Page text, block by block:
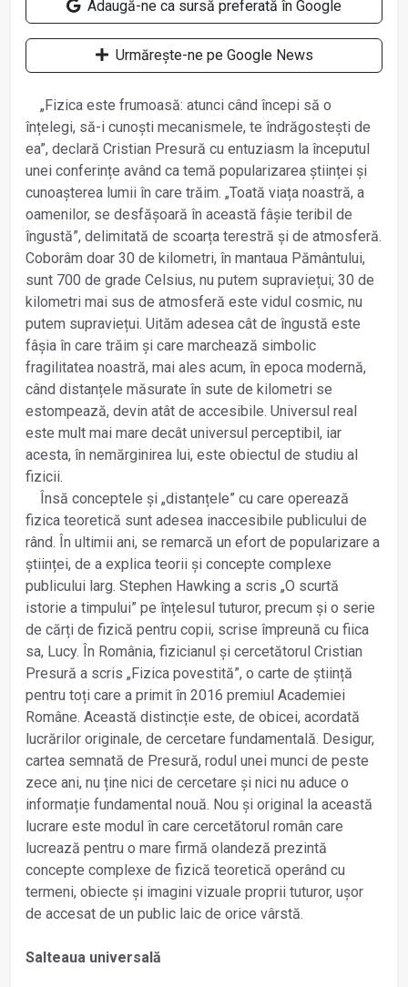
Adaugă-ne ca sursă preferată în Google
Urmărește-ne pe Google News
„Fizica este frumoasă: atunci când începi să o
înțelegi, să-i cunoști mecanismele, te îndrăgostești de
ea”, declară Cristian Presură cu entuziasm la începutul
unei conferințe având ca temă popularizarea științei și
cunoașterea lumii în care trăim. „Toată viața noastră, a
oamenilor, se desfășoară în această fâșie teribil de
îngustă”, delimitată de scoarța terestră și de atmosferă.
Coborâm doar 30 de kilometri, în mantaua Pământului,
sunt 700 de grade Celsius, nu putem supraviețui; 30 de
kilometri mai sus de atmosferă este vidul cosmic, nu
putem supraviețui. Uităm adesea cât de îngustă este
fâșia în care trăim și care marchează simbolic
fragilitatea noastră, mai ales acum, în epoca modernă,
când distanțele măsurate în sute de kilometri se
estompează, devin atât de accesibile. Universul real
este mult mai mare decât universul perceptibil, iar
acesta, în nemărginirea lui, este obiectul de studiu al
fizicii.
Însă conceptele și „distanțele” cu care operează
fizica teoretică sunt adesea inaccesibile publicului de
rând. În ultimii ani, se remarcă un efort de popularizare a
științei, de a explica teorii și concepte complexe
publicului larg. Stephen Hawking a scris „O scurtă
istorie a timpului” pe înțelesul tuturor, precum și o serie
de cărți de fizică pentru copii, scrise împreună cu fiica
sa, Lucy. În România, fizicianul și cercetătorul Cristian
Presură a scris „Fizica povestită”, o carte de știință
pentru toți care a primit în 2016 premiul Academiei
Române. Această distincție este, de obicei, acordată
lucrărilor originale, de cercetare fundamentală. Desigur,
cartea semnată de Presură, rodul unei munci de peste
zece ani, nu ține nici de cercetare și nici nu aduce o
informație fundamental nouă. Nou și original la această
lucrare este modul în care cercetătorul român care
lucrează pentru o mare firmă olandeză prezintă
concepte complexe de fizică teoretică operând cu
termeni, obiecte și imagini vizuale proprii tuturor, ușor
de accesat de un public laic de orice vârstă.
Salteaua universală